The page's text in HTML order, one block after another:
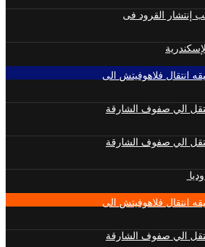
إنتشار القرود فى
انتقال فلاهوفيتش الى
الي صفوف الشارقة
الي صفوف الشارقة
انتقال فلاهوفيتش الى
الي صفوف الشارقة